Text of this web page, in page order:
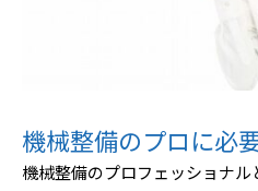
機械整備のプロに必
機械整備のプロフェッショナ